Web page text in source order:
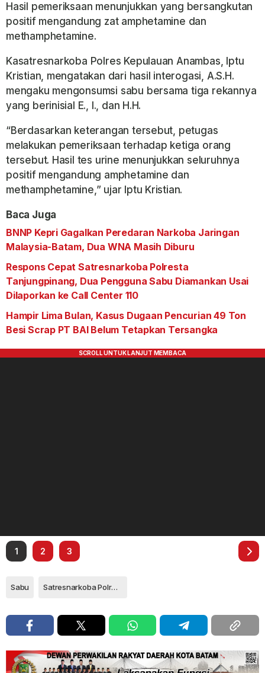
Hasil pemeriksaan menunjukkan yang bersangkutan
positif mengandung zat amphetamine dan
methamphetamine.
Kasatresnarkoba Polres Kepulauan Anambas, Iptu
Kristian, mengatakan dari hasil interogasi, A.S.H.
mengaku mengonsumsi sabu bersama tiga rekannya
yang berinisial E., I., dan H.H.
“Berdasarkan keterangan tersebut, petugas
melakukan pemeriksaan terhadap ketiga orang
tersebut. Hasil tes urine menunjukkan seluruhnya
positif mengandung amphetamine dan
methamphetamine,” ujar Iptu Kristian.
Baca Juga
BNNP Kepri Gagalkan Peredaran Narkoba Jaringan
Malaysia-Batam, Dua WNA Masih Diburu
Respons Cepat Satresnarkoba Polresta
Tanjungpinang, Dua Pengguna Sabu Diamankan Usai
Dilaporkan ke Call Center 110
Hampir Lima Bulan, Kasus Dugaan Pencurian 49 Ton
Besi Scrap PT BAI Belum Tetapkan Tersangka
1 2 3
Sabu Satresnarkoba Polres Anambas